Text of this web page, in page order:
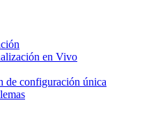
en Vivo
de configuración única